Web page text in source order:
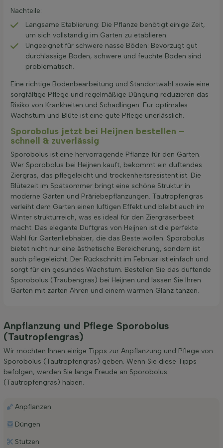
Nachteile:
Langsame Etablierung: Die Pflanze benötigt einige Zeit,
um sich vollständig im Garten zu etablieren.
Ungeeignet für schwere nasse Böden: Bevorzugt gut
durchlässige Böden, schwere und feuchte Böden sind
problematisch.
Eine richtige Bodenbearbeitung und Standortwahl sowie eine
sorgfältige Pflege und regelmäßige Düngung reduzieren das
Risiko von Krankheiten und Schädlingen. Für optimales
Wachstum und Blüte ist eine gute Pflege unerlässlich.
Sporobolus jetzt bei Heijnen bestellen –
schnell & zuverlässig
Sporobolus ist eine hervorragende Pflanze für den Garten.
Wer Sporobolus bei Heijnen kauft, bekommt ein duftendes
Ziergras, das pflegeleicht und trockenheitsresistent ist. Die
Blütezeit im Spätsommer bringt eine schöne Struktur in
moderne Gärten und Präriebepflanzungen. Tautropfengras
verleiht dem Garten einen luftigen Effekt und bleibt auch im
Winter strukturreich, was es ideal für den Ziergräserbeet
macht. Das elegante Duftgras von Heijnen ist die perfekte
Wahl für Gartenliebhaber, die das Beste wollen. Sporobolus
bietet nicht nur eine ästhetische Bereicherung, sondern ist
auch pflegeleicht. Der Rückschnitt im Februar ist einfach und
sorgt für ein gesundes Wachstum. Bestellen Sie das duftende
Sporobolus (Traubengras) bei Heijnen und lassen Sie Ihren
Garten mit zarten Ähren und einem warmen Glanz tanzen.
Anpflanzung und Pflege Sporobolus
(Tautropfengras)
Wir möchten Ihnen einige Tipps zur Anpflanzung und Pflege von
Sporobolus (Tautropfengras) geben. Wenn Sie diese Tipps
befolgen, werden Sie lange Freude an Sporobolus
(Tautropfengras) haben.
Anpflanzen
Düngen
Stutzen